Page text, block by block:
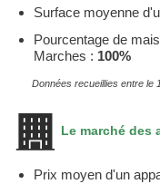
Surface moyenne
Pourcentage de
Marches : 100%
Données recueillies entre le
Le marché des
Prix moyen d'un